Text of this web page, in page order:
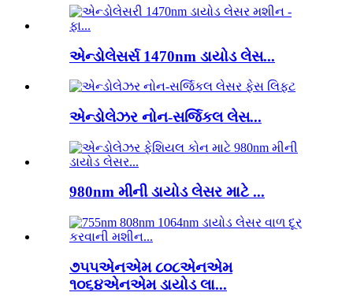
એન્ડોલેસર્સ 1470nm ડાયોડ લેસ...
એન્ડોલેઝર નોન-સર્જિકલ લેસ...
980nm મીની ડાયોડ લેસર માટે ...
૭૫૫એનએમ ૮૦૮એનએમ
૧૦૬૪એનએમ ડાયોડ લા...